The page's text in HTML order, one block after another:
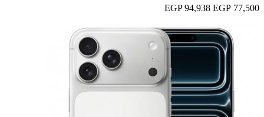
77,500 EGP
94,938 EGP